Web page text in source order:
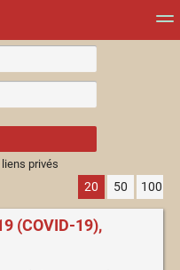
results.
privés
20 50 100
(COVID-19),